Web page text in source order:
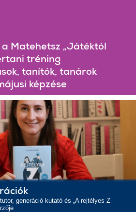
Matehetsz „Játéktól
tréning
tanítók, tanárok
képzése
generáció kutató és „A rejtélyes Z